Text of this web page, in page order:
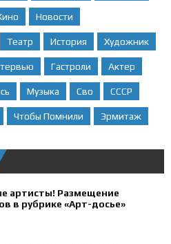
Новости
Театр История Художник
Гастроли Актер
Музыка Сво СССР
Чтобы Помнили Эрмитаж
артисты! Размещение
в рубрике «Арт-досье»